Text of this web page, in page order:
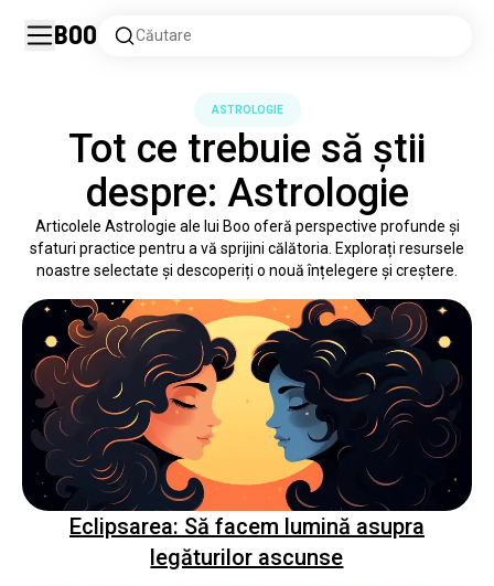
Boo Căutare
ASTROLOGIE
Tot ce trebuie să știi
despre: Astrologie
Articolele Astrologie ale lui Boo oferă perspective profunde și
sfaturi practice pentru a vă sprijini călătoria. Explorați resursele
noastre selectate și descoperiți o nouă înțelegere și creștere.
Eclipsarea: Să facem lumină asupra
legăturilor ascunse